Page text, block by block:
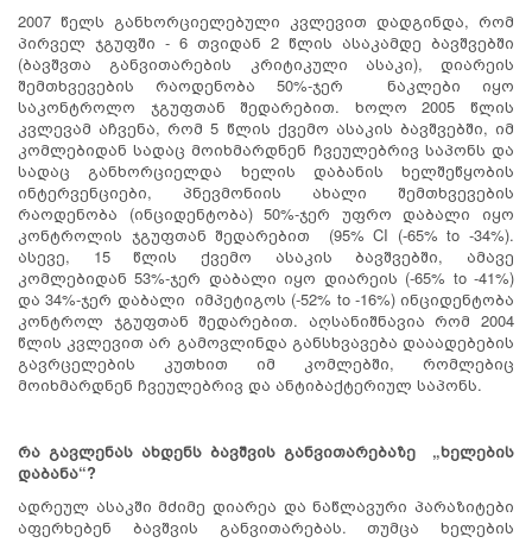
2007 წელს განხორციელებული კვლევით დადგინდა, რომ
პირველ ჯგუფში - 6 თვიდან 2 წლის ასაკამდე ბავშვებში
(ბავშვთა განვითარების კრიტიკული ასაკი), დიარეის
შემთხვევების რაოდენობა 50%-ჯერ ნაკლები იყო
საკონტროლო ჯგუფთან შედარებით. ხოლო 2005 წლის
კვლევამ აჩვენა, რომ 5 წლის ქვემო ასაკის ბავშვებში, იმ
კომლებიდან სადაც მოიხმარდნენ ჩვეულებრივ საპონს და
სადაც განხორციელდა ხელის დაბანის ხელშეწყობის
ინტერვენციები, პნევმონიის ახალი შემთხვევების
რაოდენობა (ინციდენტობა) 50%-ჯერ უფრო დაბალი იყო
კონტროლის ჯგუფთან შედარებით (95% CI (-65% to -34%).
ასევე, 15 წლის ქვემო ასაკის ბავშვებში, ამავე
კომლებიდან 53%-ჯერ დაბალი იყო დიარეის (-65% to -41%)
და 34%-ჯერ დაბალი იმპეტიგოს (-52% to -16%) ინციდენტობა
კონტროლ ჯგუფთან შედარებით. აღსანიშნავია რომ 2004
წლის კვლევით არ გამოვლინდა განსხვავება დააადებების
გავრცელების კუთხით იმ კომლებში, რომლებიც
მოიხმარდნენ ჩვეულებრივ და ანტიბაქტერიულ საპონს.
რა გავლენას ახდენს ბავშვის განვითარებაზე „ხელების
დაბანა“?
ადრეულ ასაკში მძიმე დიარეა და ნაწლავური პარაზიტები
აფერხებენ ბავშვის განვითარებას. თუმცა ხელების